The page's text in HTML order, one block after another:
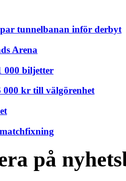
tunnelbanan inför derbyt
Arena
000 biljetter
000 kr till välgörenhet
på